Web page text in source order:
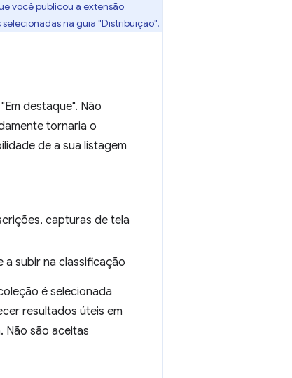
você publicou a extensão
na guia "Distribuição".
destaque". Não
tornaria o
de a sua listagem
capturas de tela
a subir na classificação
é selecionada
resultados úteis em
Não são aceitas